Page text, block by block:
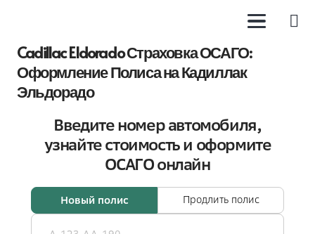
Cadillac Eldorado Страховка ОСАГО:
Оформление Полиса на Кадиллак
Эльдорадо